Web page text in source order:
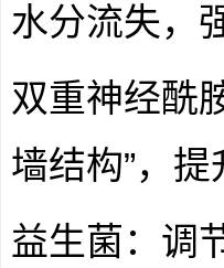
水分流失，
双重神经酰
墙结构”，
益生菌：调